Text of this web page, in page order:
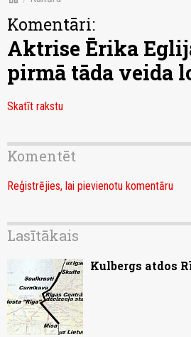
Komentāri:
Aktrise Ērika
pirmā tāda veida
Skatīt rakstu
Komentēt
Reģistrējies, lai pievienotu komentāru
Lasītākais
Kulbergs atdos